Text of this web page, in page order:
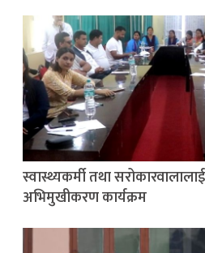
स्वास्थ्यकर्मी तथा सरोकारवालालाई
अभिमुखीकरण कार्यक्रम